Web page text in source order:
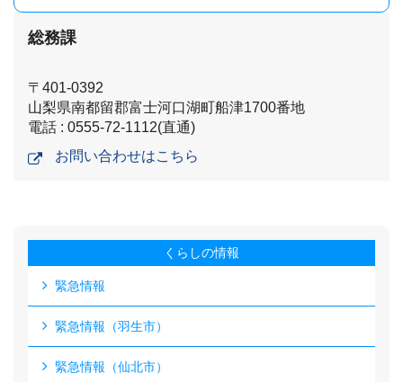
総務課
〒401-0392
山梨県南都留郡富士河口湖町船津1700番地
電話 : 0555-72-1112(直通)
お問い合わせはこちら
くらしの情報
緊急情報
緊急情報（羽生市）
緊急情報（仙北市）